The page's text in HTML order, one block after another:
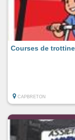
Courses de
CAPBRETON